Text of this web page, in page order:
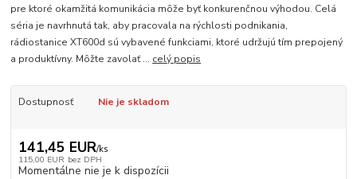
pre ktoré okamžitá komunikácia môže byť konkurenčnou výhodou. Celá
séria je navrhnutá tak, aby pracovala na rýchlosti podnikania,
rádiostanice XT600d sú vybavené funkciami, ktoré udržujú tím prepojený
a produktívny. Môžte zavolať ... celý popis
Dostupnosť Nie je skladom
141,45 EUR/ks
115,00 EUR bez DPH
Momentálne nie je k dispozícii